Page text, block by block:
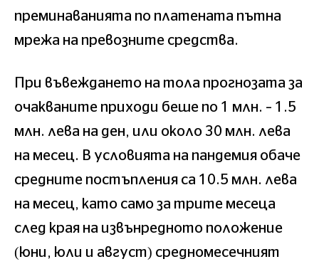
преминаванията по платената пътна
мрежа на превозните средства.
При въвеждането на тола прогнозата за
очакваните приходи беше по 1 млн. – 1.5
млн. лева на ден, или около 30 млн. лева
на месец. В условията на пандемия обаче
средните постъпления са 10.5 млн. лева
на месец, като само за трите месеца
след края на извънредното положение
(юни, юли и август) средномесечният